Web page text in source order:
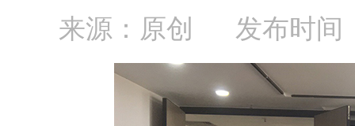
来源：原创 发布时间